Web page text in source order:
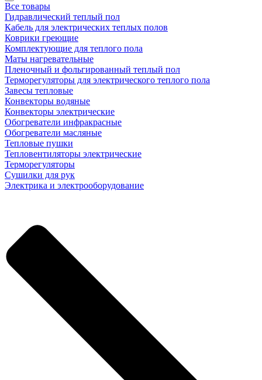
Все товары
Гидравлический теплый пол
Кабель для электрических теплых полов
Коврики греющие
Комплектующие для теплого пола
Маты нагревательные
Пленочный и фольгированный теплый пол
Терморегуляторы для электрического теплого пола
Завесы тепловые
Конвекторы водяные
Конвекторы электрические
Обогреватели инфракрасные
Обогреватели масляные
Тепловые пушки
Тепловентиляторы электрические
Терморегуляторы
Сушилки для рук
Электрика и электрооборудование